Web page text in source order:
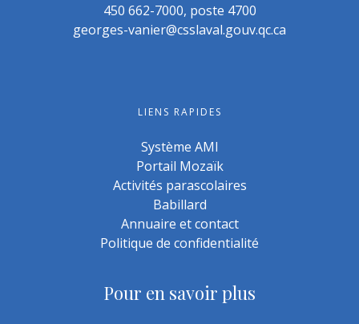
450 662-7000, poste 4700
georges-vanier@csslaval.gouv.qc.ca
LIENS RAPIDES
Système AMI
Portail Mozaïk
Activités parascolaires
Babillard
Annuaire et contact
Politique de confidentialité
Pour en savoir plus